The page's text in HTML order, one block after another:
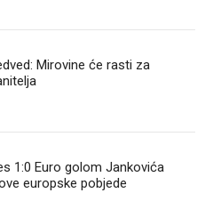
Mirovine će rasti za
1:0 Euro golom Jankovića
europske pobjede